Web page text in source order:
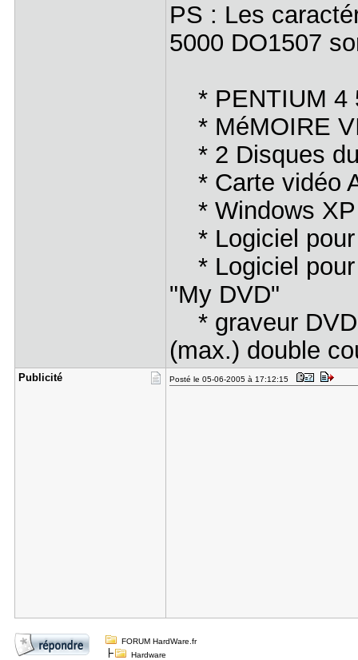
PS : Les
5000 DO1507
* PENTIUM 4
* MéMOIRE
* 2 Disques
* Carte vidéo
* Windows XP
* Logiciel pour
* Logiciel pour
"My DVD"
* graveur DVD
(max.) double
Publicité Posté le 05-06-2005 à 17:12:15
FORUM HardWare.fr
Hardware